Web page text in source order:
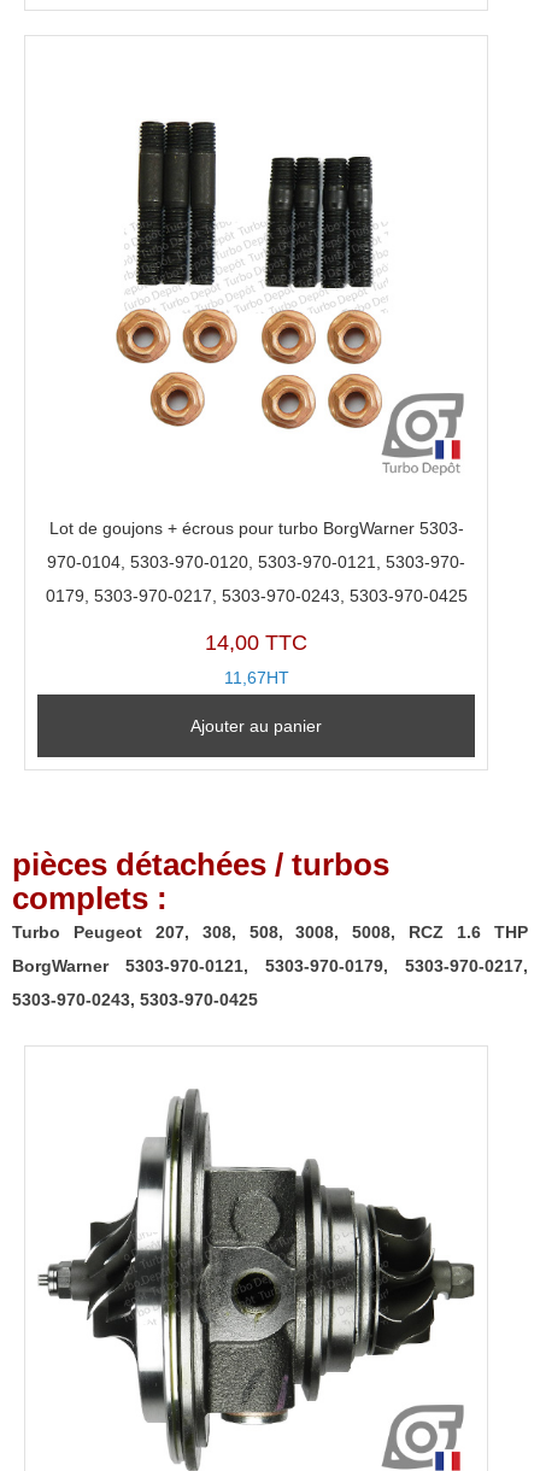
Lot de goujons + écrous pour turbo BorgWarner 5303-
970-0104, 5303-970-0120, 5303-970-0121, 5303-970-
0179, 5303-970-0217, 5303-970-0243, 5303-970-0425
14,00 TTC
11,67HT
Ajouter au panier
pièces détachées / turbos
complets :
Turbo Peugeot 207, 308, 508, 3008, 5008, RCZ 1.6 THP
BorgWarner 5303-970-0121, 5303-970-0179, 5303-970-0217,
5303-970-0243, 5303-970-0425